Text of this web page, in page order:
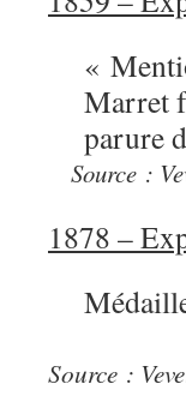
«
Marret
parure
Source :
1878 –
Source :